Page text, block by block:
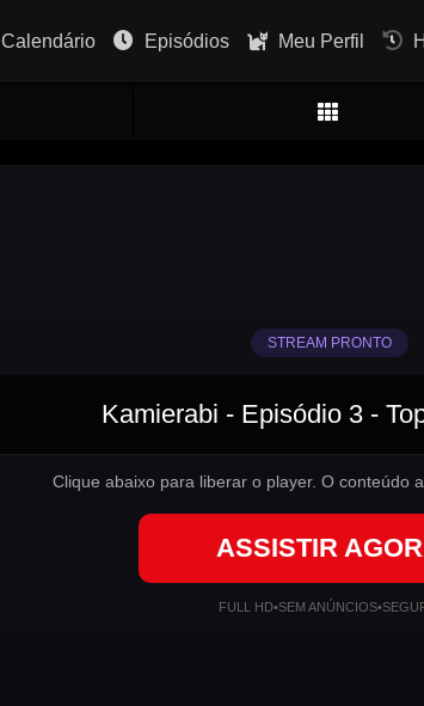
Calendário Episódios Meu Perfil
STREAM PRONTO
Kamierabi - Episódio 3 -
Clique abaixo para liberar o player. O conteúdo
ASSISTIR
FULL HD•SEM ANÚNCIOS•